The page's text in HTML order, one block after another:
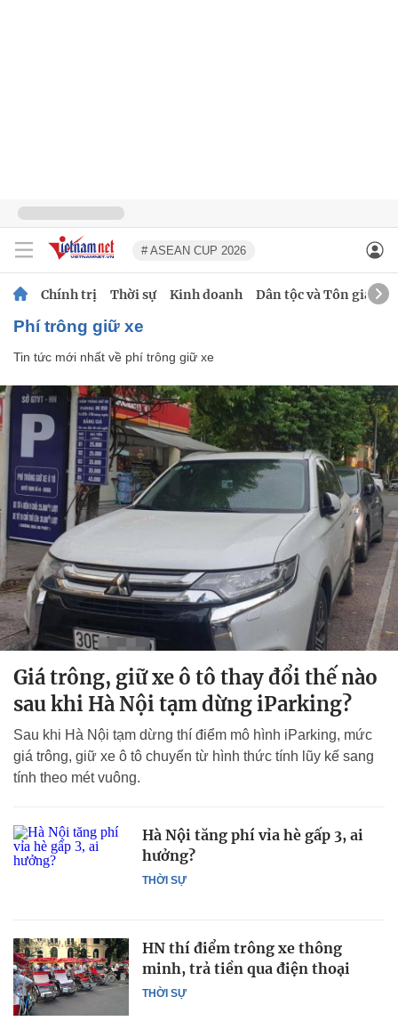
# ASEAN CUP 2026
Chính trị Thời sự Kinh doanh Dân tộc và Tôn giáo
phí trông giữ xe
Tin tức mới nhất về phí trông giữ xe
Giá trông, giữ xe ô tô thay đổi thế nào
sau khi Hà Nội tạm dừng iParking?
Sau khi Hà Nội tạm dừng thí điểm mô hình iParking, mức
giá trông, giữ xe ô tô chuyển từ hình thức tính lũy kế sang
tính theo mét vuông.
THỜI SỰ
Hà Nội tăng phí vỉa hè gấp 3, ai
hưởng?
THỜI SỰ
HN thí điểm trông xe thông
minh, trả tiền qua điện thoại